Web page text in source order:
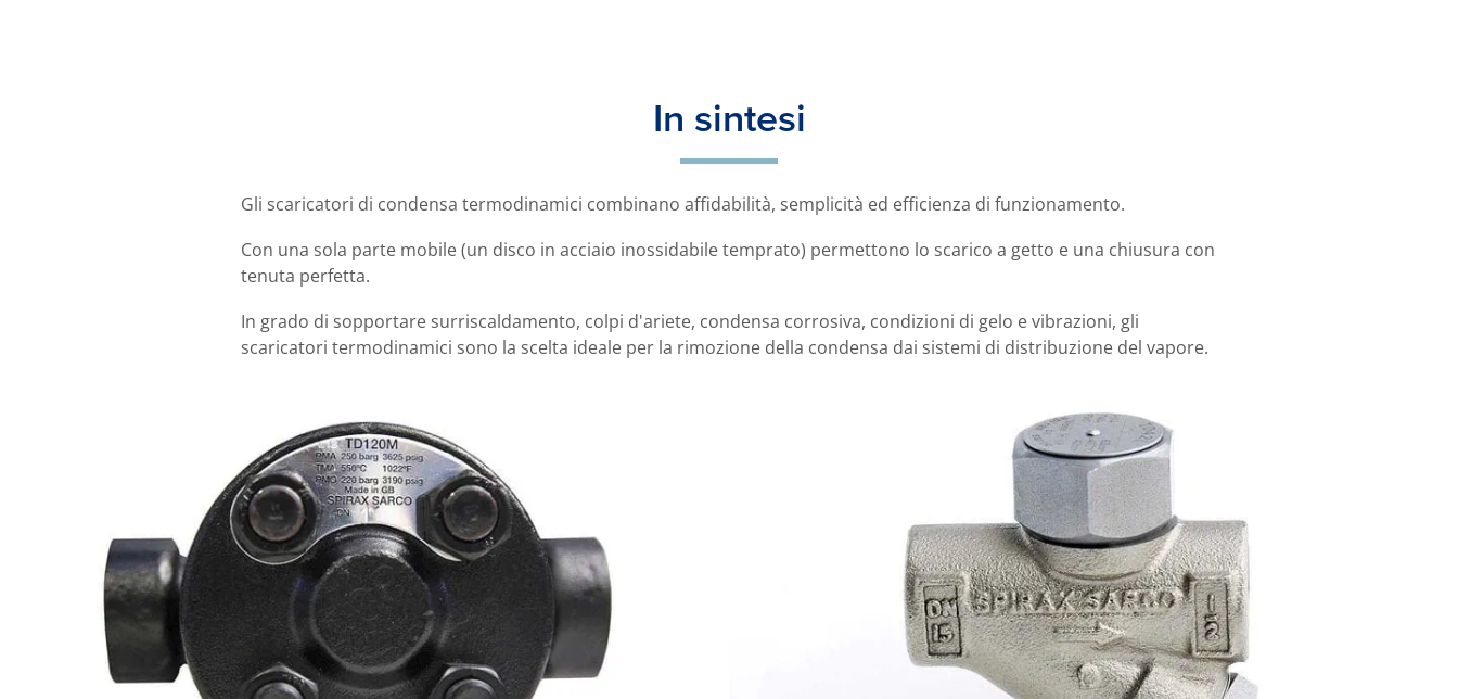
In sintesi
Gli scaricatori di condensa termodinamici combinano affidabilità, semplicità ed efficienza di funzionamento.
Con una sola parte mobile (un disco in acciaio inossidabile temprato) permettono lo scarico a getto e una chiusura con
tenuta perfetta.
In grado di sopportare surriscaldamento, colpi d'ariete, condensa corrosiva, condizioni di gelo e vibrazioni, gli
scaricatori termodinamici sono la scelta ideale per la rimozione della condensa dai sistemi di distribuzione del vapore.